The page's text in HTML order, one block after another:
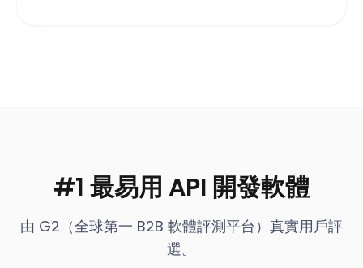
#1 最易用 API 開發軟體
由 G2（全球第一 B2B 軟體評測平台）真實用戶評
選。